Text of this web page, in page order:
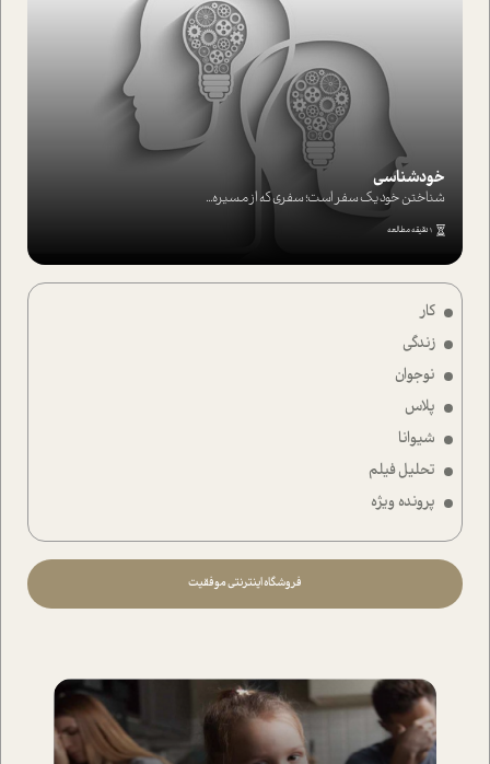
کار
زندگی
نوجوان
پلاس
شیوانا
تحلیل فیلم
پرونده ویژه
فروشگاه اینترنتی موفقیت
خودشناسی
شناختن خود یک سفر است؛ سفری که از مسیره...
1 دقیقه مطالعه